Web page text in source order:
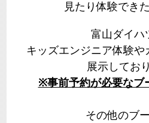
見たり体験でき
富山ダイハ
キッズエンジニア体験や
展示してお
※事前予約が必要なブ
その他のブ